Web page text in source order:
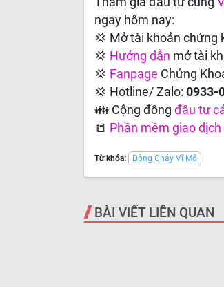
ngay hôm nay:
💢 Mở tài khoản chứng
💢 Hướng dẫn mở tài
💢 Fanpage Chứng
💢 Hotline/ Zalo: 0933-
👪 Cộng đồng đầu tư
📒 Phần mềm giao
Từ khóa: Dòng Chảy Vĩ Mô
BÀI VIẾT LIÊN QUAN